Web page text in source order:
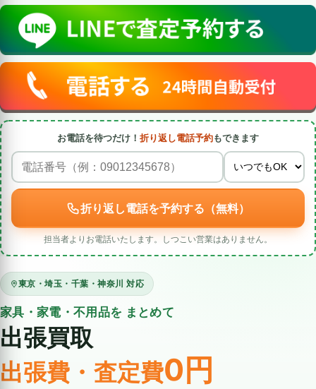
お電話を待つだけ！ 折り返し電話予約もできます
折り返し電話を予約する（無料）
担当者よりお電話いたします。しつこい営業はありません。
東京・埼玉・千葉・神奈川 対応
家具・家電・不用品を まとめて
出張買取
出張費・査定費0円